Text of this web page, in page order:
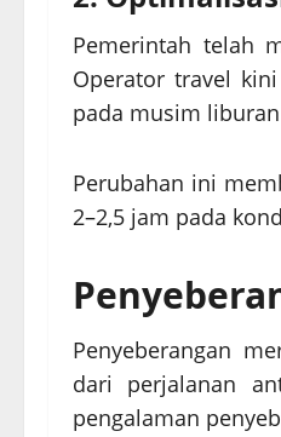
Pemerintah telah
Operator travel
pada musim
Perubahan ini
2–2,5 jam pada
Penyeberangan
dari perjalanan
pengalaman